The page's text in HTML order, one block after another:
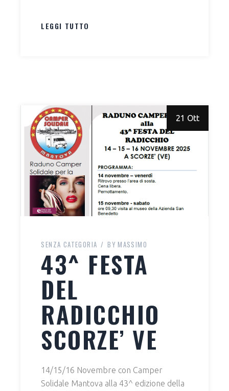
LEGGI TUTTO
21 Ott
SENZA CATEGORIA BY MASSIMO
43^ FESTA
DEL
RADICCHIO
SCORZE’ VE
14/15/16 Novembre con Camper
Solidale Mantova alla 43^ edizione della